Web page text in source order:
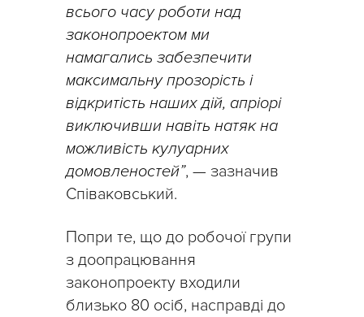
всього часу роботи над
законопроектом ми
намагались забезпечити
максимальну прозорість і
відкритість наших дій, апріорі
виключивши навіть натяк на
можливість кулуарних
домовленостей”, — зазначив
Співаковський.
Попри те, що до робочої групи
з доопрацювання
законопроекту входили
близько 80 осіб, насправді до